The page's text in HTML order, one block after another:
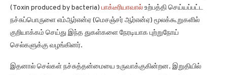
(Toxin produced by bacteria) பாக்டீரியாவால்உற்பத்தி செய்யப்பட்ட
நச்சுப்பொருளை எம்ஆர்என்ஏ (மெசஞ்சர் ஆர்என்ஏ) மூலக்கூறுகளில்
குறியாக்கம் செய்து இந்த துகள்களை நேரடியாக புற்றுநோய்
செல்களுக்கு வழங்கினர்.
இதனால் செல்கள் நச்சுத்தன்மையை உருவாக்குகின்றன. இறுதியில்